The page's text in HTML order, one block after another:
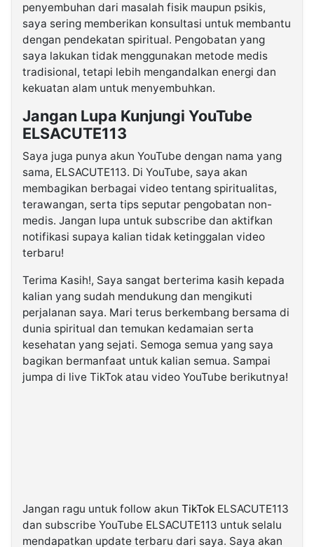
penyembuhan dari masalah fisik maupun psikis,
saya sering memberikan konsultasi untuk membantu
dengan pendekatan spiritual. Pengobatan yang
saya lakukan tidak menggunakan metode medis
tradisional, tetapi lebih mengandalkan energi dan
kekuatan alam untuk menyembuhkan.
Jangan Lupa Kunjungi YouTube
ELSACUTE113
Saya juga punya akun YouTube dengan nama yang
sama, ELSACUTE113. Di YouTube, saya akan
membagikan berbagai video tentang spiritualitas,
terawangan, serta tips seputar pengobatan non-
medis. Jangan lupa untuk subscribe dan aktifkan
notifikasi supaya kalian tidak ketinggalan video
terbaru!
Terima Kasih!, Saya sangat berterima kasih kepada
kalian yang sudah mendukung dan mengikuti
perjalanan saya. Mari terus berkembang bersama di
dunia spiritual dan temukan kedamaian serta
kesehatan yang sejati. Semoga semua yang saya
bagikan bermanfaat untuk kalian semua. Sampai
jumpa di live TikTok atau video YouTube berikutnya!
Jangan ragu untuk follow akun TikTok ELSACUTE113
dan subscribe YouTube ELSACUTE113 untuk selalu
mendapatkan update terbaru dari saya. Saya akan